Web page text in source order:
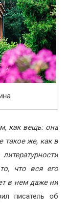
как вещь: она
такое же, как в
что вся его
в нем даже ни
писатель об